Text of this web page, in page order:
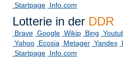
Startpage Info.com
Lotterie in der DDR
Brave Google Wikip Bing
Yahoo Ecosia Metager Yandex
Startpage Info.com